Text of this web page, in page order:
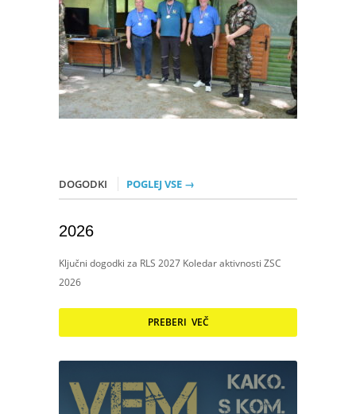
DOGODKI POGLEJ VSE →
2026
Ključni dogodki za RLS 2027 Koledar aktivnosti ZSC
2026
PREBERI VEČ